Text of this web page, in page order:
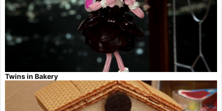
Twins in Bakery